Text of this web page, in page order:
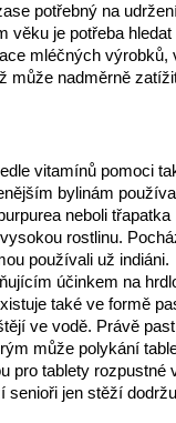
potřebný na
věku je potřeba hledat
mléčných výrobků,
může nadměrně
vitamínů pomoci
bylinám
neboli třapatka
rostlinu.
používali už indiáni.
účinkem na
také ve formě
ve vodě. Právě
může polykání
pro tablety rozpustné
senioři jen stěží